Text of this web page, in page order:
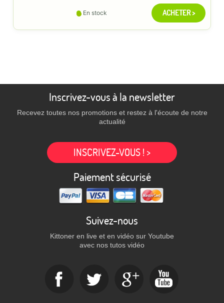
En stock ACHETER >
Inscrivez-vous à la newsletter
Recevez toutes nos promotions et restez à l'écoute de notre
actualité
INSCRIVEZ-VOUS ! >
Paiement sécurisé
Suivez-nous
Kittoner en live et en vidéo sur Youtube
avec nos tutos vidéo